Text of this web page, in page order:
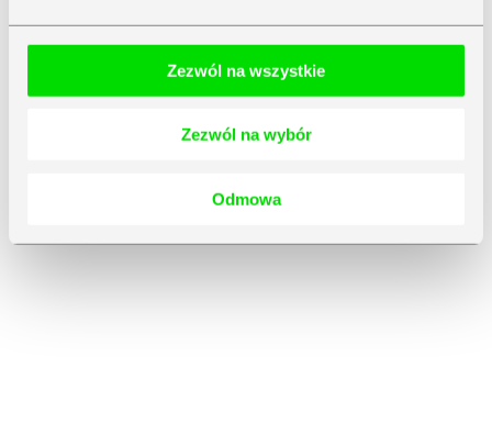
Zezwól na wszystkie
Zezwól na wybór
Odmowa